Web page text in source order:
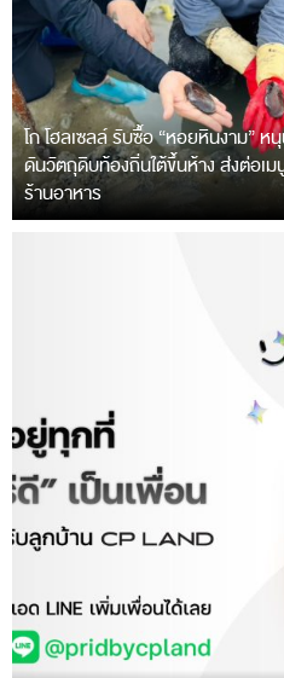
โก โฮลเซลล์ รับซื้อ “หอยหินงาม”
ดันวัตถุดิบท้องถิ่นใต้ขึ้นห้าง ส่งต่อเ
ร้านอาหาร